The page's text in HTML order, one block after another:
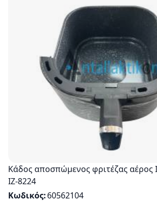
Κάδος αποσπώμενος φριτέζας αέρος
ΙΖ-8224
Κωδικός 60562104